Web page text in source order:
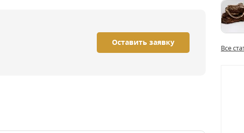
Оставить заявку
Все